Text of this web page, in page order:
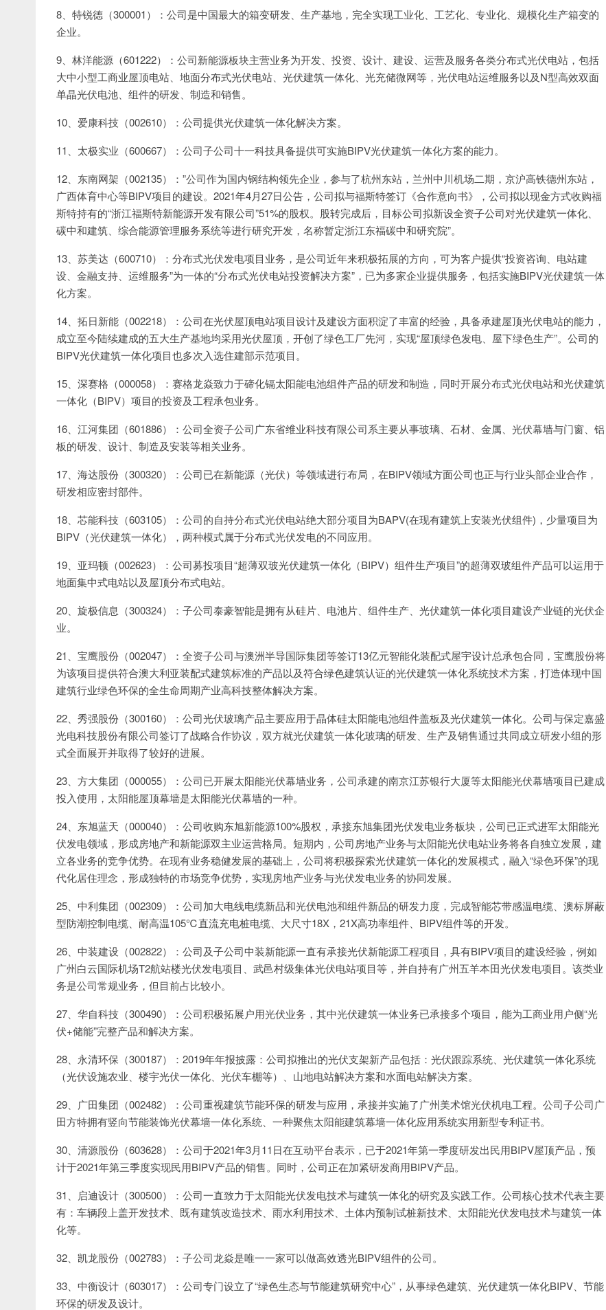
8、特锐德（300001）：公司是中国最大的箱变研发、生产基地，完全实现工业化、工艺化、专业化、规模化生产箱变的
企业。
9、林洋能源（601222）：公司新能源板块主营业务为开发、投资、设计、建设、运营及服务各类分布式光伏电站，包括
大中小型工商业屋顶电站、地面分布式光伏电站、光伏建筑一体化、光充储微网等，光伏电站运维服务以及N型高效双面
单晶光伏电池、组件的研发、制造和销售。
10、爱康科技（002610）：公司提供光伏建筑一体化解决方案。
11、太极实业（600667）：公司子公司十一科技具备提供可实施BIPV光伏建筑一体化方案的能力。
12、东南网架（002135）：”公司作为国内钢结构领先企业，参与了杭州东站，兰州中川机场二期，京沪高铁德州东站，
广西体育中心等BIPV项目的建设。2021年4月27日公告，公司拟与福斯特签订《合作意向书》，公司拟以现金方式收购福
斯特持有的“浙江福斯特新能源开发有限公司”51%的股权。股转完成后，目标公司拟新设全资子公司对光伏建筑一体化、
碳中和建筑、综合能源管理服务系统等进行研究开发，名称暂定浙江东福碳中和研究院”。
13、苏美达（600710）：分布式光伏发电项目业务，是公司近年来积极拓展的方向，可为客户提供“投资咨询、电站建
设、金融支持、运维服务”为一体的“分布式光伏电站投资解决方案”，已为多家企业提供服务，包括实施BIPV光伏建筑一体
化方案。
14、拓日新能（002218）：公司在光伏屋顶电站项目设计及建设方面积淀了丰富的经验，具备承建屋顶光伏电站的能力，
成立至今陆续建成的五大生产基地均采用光伏屋顶，开创了绿色工厂先河，实现“屋顶绿色发电、屋下绿色生产”。公司的
BIPV光伏建筑一体化项目也多次入选住建部示范项目。
15、深赛格（000058）：赛格龙焱致力于碲化镉太阳能电池组件产品的研发和制造，同时开展分布式光伏电站和光伏建筑
一体化（BIPV）项目的投资及工程承包业务。
16、江河集团（601886）：公司全资子公司广东省维业科技有限公司系主要从事玻璃、石材、金属、光伏幕墙与门窗、铝
板的研发、设计、制造及安装等相关业务。
17、海达股份（300320）：公司已在新能源（光伏）等领域进行布局，在BIPV领域方面公司也正与行业头部企业合作，
研发相应密封部件。
18、芯能科技（603105）：公司的自持分布式光伏电站绝大部分项目为BAPV(在现有建筑上安装光伏组件)，少量项目为
BIPV（光伏建筑一体化），两种模式属于分布式光伏发电的不同应用。
19、亚玛顿（002623）：公司募投项目“超薄双玻光伏建筑一体化（BIPV）组件生产项目”的超薄双玻组件产品可以运用于
地面集中式电站以及屋顶分布式电站。
20、旋极信息（300324）：子公司泰豪智能是拥有从硅片、电池片、组件生产、光伏建筑一体化项目建设产业链的光伏企
业。
21、宝鹰股份（002047）：全资子公司与澳洲半导国际集团等签订13亿元智能化装配式屋宇设计总承包合同，宝鹰股份将
为该项目提供符合澳大利亚装配式建筑标准的产品以及符合绿色建筑认证的光伏建筑一体化系统技术方案，打造体现中国
建筑行业绿色环保的全生命周期产业高科技整体解决方案。
22、秀强股份（300160）：公司光伏玻璃产品主要应用于晶体硅太阳能电池组件盖板及光伏建筑一体化。公司与保定嘉盛
光电科技股份有限公司签订了战略合作协议，双方就光伏建筑一体化玻璃的研发、生产及销售通过共同成立研发小组的形
式全面展开并取得了较好的进展。
23、方大集团（000055）：公司已开展太阳能光伏幕墙业务，公司承建的南京江苏银行大厦等太阳能光伏幕墙项目已建成
投入使用，太阳能屋顶幕墙是太阳能光伏幕墙的一种。
24、东旭蓝天（000040）：公司收购东旭新能源100%股权，承接东旭集团光伏发电业务板块，公司已正式进军太阳能光
伏发电领域，形成房地产和新能源双主业运营格局。短期内，公司房地产业务与太阳能光伏电站业务将各自独立发展，建
立各业务的竞争优势。在现有业务稳健发展的基础上，公司将积极探索光伏建筑一体化的发展模式，融入“绿色环保”的现
代化居住理念，形成独特的市场竞争优势，实现房地产业务与光伏发电业务的协同发展。
25、中利集团（002309）：公司加大电线电缆新品和光伏电池和组件新品的研发力度，完成智能芯带感温电缆、澳标屏蔽
型防潮控制电缆、耐高温105℃直流充电桩电缆、大尺寸18X，21X高功率组件、BIPV组件等的开发。
26、中装建设（002822）：公司及子公司中装新能源一直有承接光伏新能源工程项目，具有BIPV项目的建设经验，例如
广州白云国际机场T2航站楼光伏发电项目、武邑村级集体光伏电站项目等，并自持有广州五羊本田光伏发电项目。该类业
务是公司常规业务，但目前占比较小。
27、华自科技（300490）：公司积极拓展户用光伏业务，其中光伏建筑一体业务已承接多个项目，能为工商业用户侧“光
伏+储能”完整产品和解决方案。
28、永清环保（300187）：2019年年报披露：公司拟推出的光伏支架新产品包括：光伏跟踪系统、光伏建筑一体化系统
（光伏设施农业、楼宇光伏一体化、光伏车棚等）、山地电站解决方案和水面电站解决方案。
29、广田集团（002482）：公司重视建筑节能环保的研发与应用，承接并实施了广州美术馆光伏机电工程。公司子公司广
田方特拥有竖向节能装饰光伏幕墙一体化系统、一种聚焦太阳能建筑幕墙一体化应用系统实用新型专利证书。
30、清源股份（603628）：公司于2021年3月11日在互动平台表示，已于2021年第一季度研发出民用BIPV屋顶产品，预
计于2021年第三季度实现民用BIPV产品的销售。同时，公司正在加紧研发商用BIPV产品。
31、启迪设计（300500）：公司一直致力于太阳能光伏发电技术与建筑一体化的研究及实践工作。公司核心技术代表主要
有：车辆段上盖开发技术、既有建筑改造技术、雨水利用技术、土体内预制试桩新技术、太阳能光伏发电技术与建筑一体
化等。
32、凯龙股份（002783）：子公司龙焱是唯一一家可以做高效透光BIPV组件的公司。
33、中衡设计（603017）：公司专门设立了“绿色生态与节能建筑研究中心”，从事绿色建筑、光伏建筑一体化BIPV、节能
环保的研发及设计。